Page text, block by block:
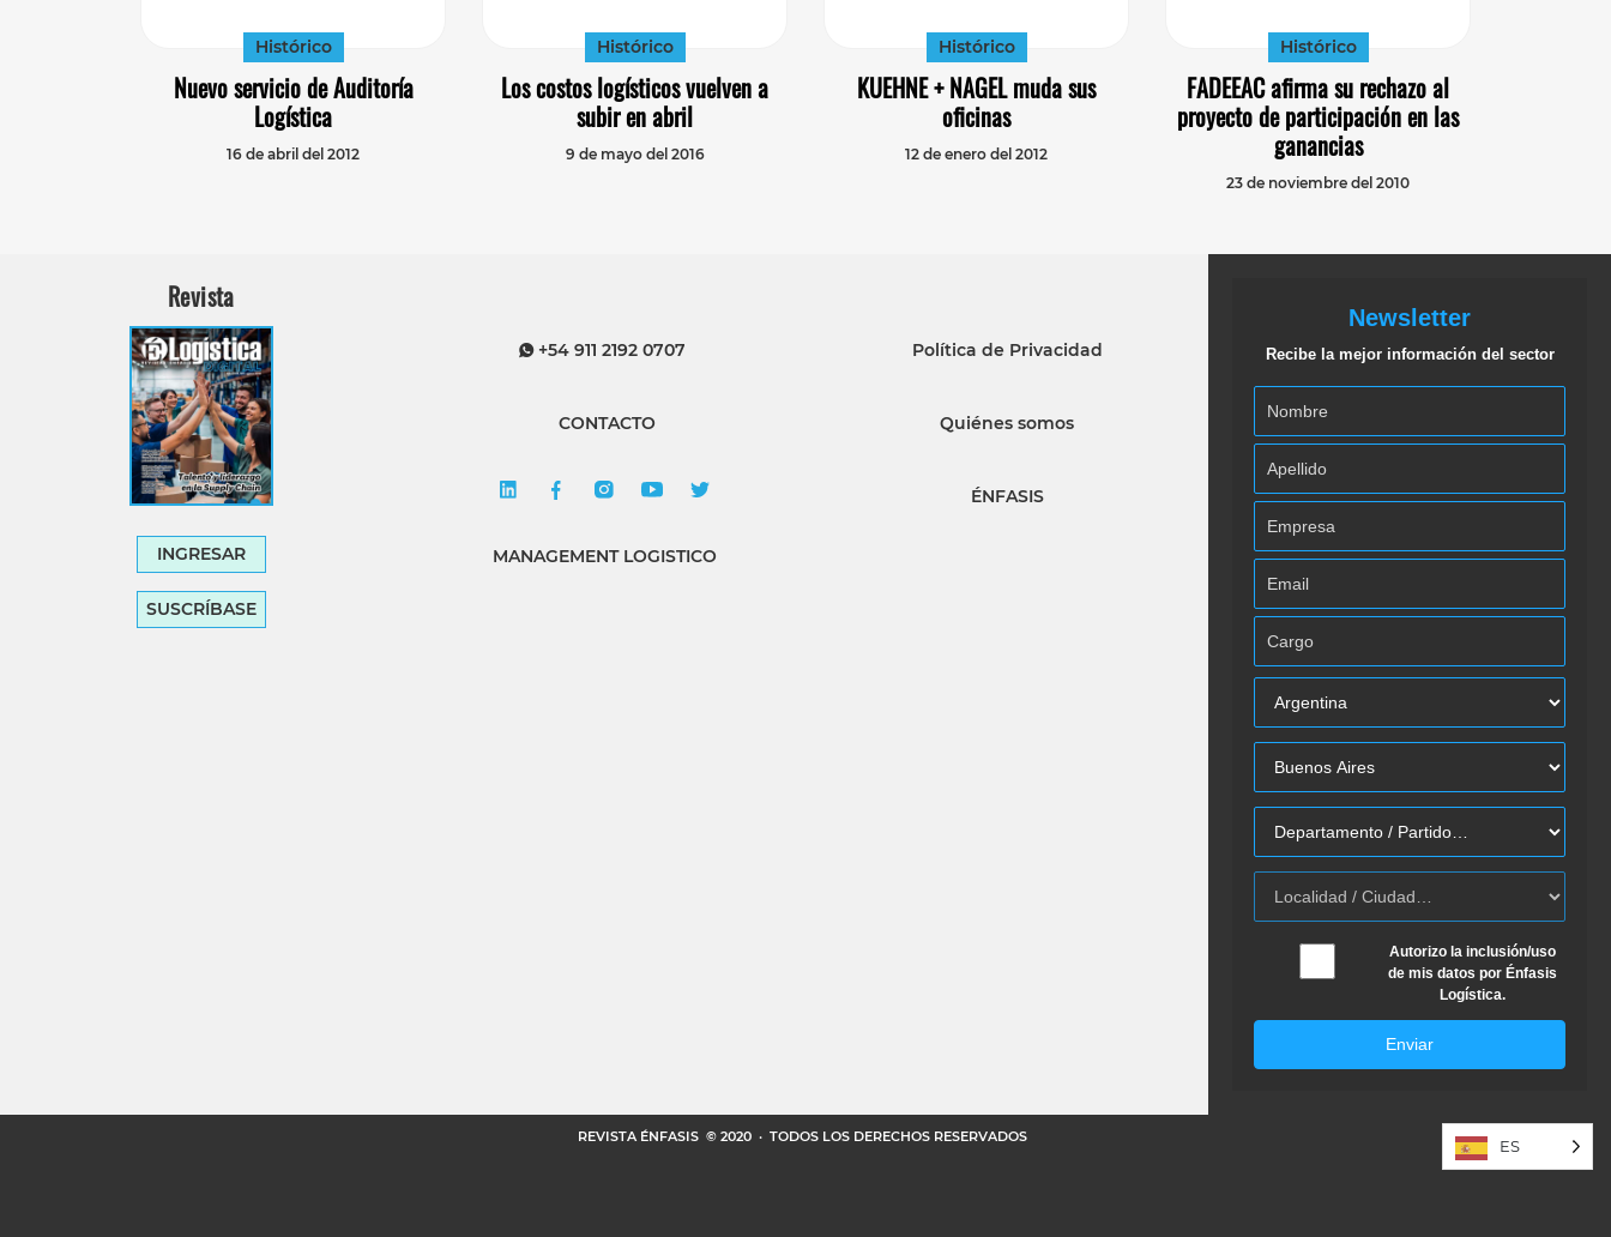
Histórico
Nuevo servicio de Auditoría
Logística
16 de abril del 2012
Histórico
Los costos logísticos vuelven a
subir en abril
9 de mayo del 2016
Histórico
KUEHNE + NAGEL muda sus
oficinas
12 de enero del 2012
Histórico
FADEEAC afirma su rechazo al
proyecto de participación en las
ganancias
23 de noviembre del 2010
Revista
INGRESAR
SUSCRÍBASE
+54 911 2192 0707
CONTACTO
MANAGEMENT LOGISTICO
Política de Privacidad
Quiénes somos
ÉNFASIS
Newsletter
Recibe la mejor información del sector
Autorizo la inclusión/uso
de mis datos por Énfasis
Logística.
Enviar
REVISTA ÉNFASIS © 2020 · TODOS LOS DERECHOS RESERVADOS
ES